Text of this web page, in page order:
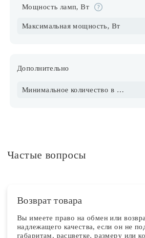
Мощность ламп, Вт
Максимальная мощность, Вт
Дополнительно
Минимальное количество в упаковке
Частые вопросы
Возврат товара
Вы имеете право на обмен или
надлежащего качества, если он не
габаритам, расцветке, размеру или